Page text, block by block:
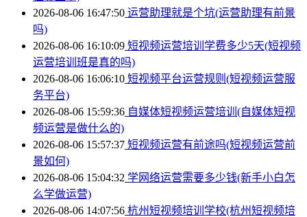
2026-08-06 16:47:50 运营助理就是个坑(运营助理有前景
吗)
2026-08-06 16:10:09 短视频运营培训学费多少5天(短视频
运营培训班是真的吗)
2026-08-06 16:06:10 短视频平台运营规则(短视频运营服
务平台)
2026-08-06 15:59:36 自媒体短视频运营培训(自媒体短视
频运营是做什么的)
2026-08-06 15:57:37 短视频运营有前途吗(短视频运营前
景如何)
2026-08-06 15:04:32 学网络运营需要多少钱(新手小白怎
么学做运营)
2026-08-06 14:07:56 杭州短视频培训学校(杭州短视频培